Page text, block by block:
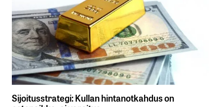
Sijoitusstrategi: Kullan hintanotkahdus on